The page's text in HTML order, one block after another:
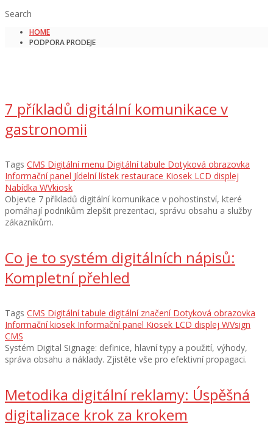
Search
HOME
PODPORA PRODEJE
7 příkladů digitální komunikace v
gastronomii
Tags CMS Digitální menu Digitální tabule Dotyková obrazovka
Informační panel Jídelní lístek restaurace Kiosek LCD displej
Nabídka WVkiosk
Objevte 7 příkladů digitální komunikace v pohostinství, které
pomáhají podnikům zlepšit prezentaci, správu obsahu a služby
zákazníkům.
Co je to systém digitálních nápisů:
Kompletní přehled
Tags CMS Digitální tabule digitální značení Dotyková obrazovka
Informační kiosek Informační panel Kiosek LCD displej WVsign
CMS
Systém Digital Signage: definice, hlavní typy a použití, výhody,
správa obsahu a náklady. Zjistěte vše pro efektivní propagaci.
Metodika digitální reklamy: Úspěšná
digitalizace krok za krokem